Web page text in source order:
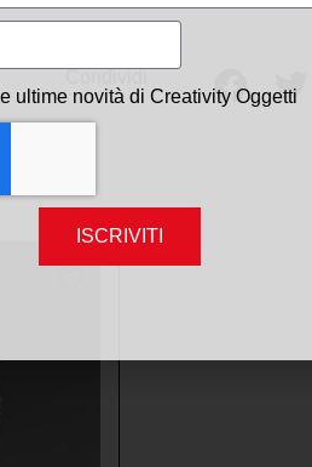
ultime novità di Creativity Oggetti
ISCRIVITI